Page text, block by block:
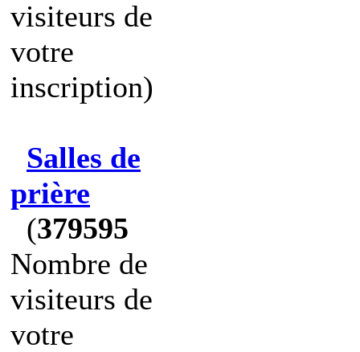
visiteurs de
votre
inscription)
Salles de
prière
(379595
Nombre de
visiteurs de
votre